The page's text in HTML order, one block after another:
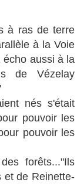
à ras de terre
à la Voie
écho aussi à la
de Vézelay
nés s'était
pouvoir les
pouvoir les
forêts..."Ils
et de Reinette-